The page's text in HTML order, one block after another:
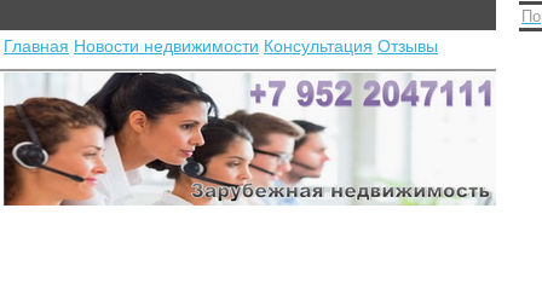
Главная Новости недвижимости Консультация Отзывы